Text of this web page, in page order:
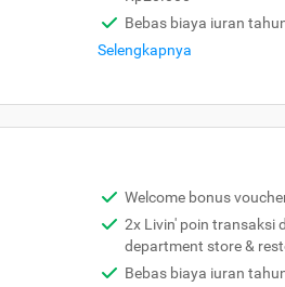
Bebas biaya iuran
Selengkapnya
Welcome bonus
2x Livin' poin transaksi
department store &
Bebas biaya iuran